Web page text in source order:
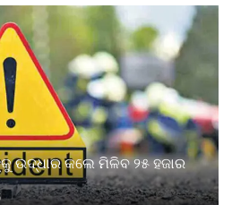
ଉଦ୍ଧାର କଲେ ମିଳିବ ୨୫ ହଜାର